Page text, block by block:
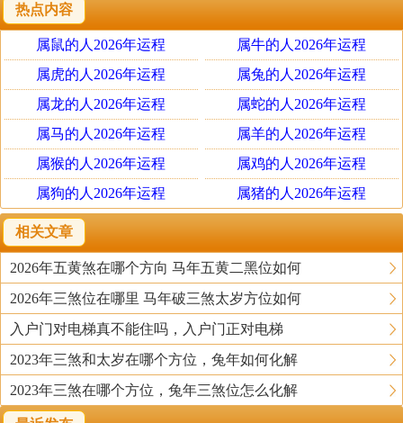
活。当然不管是家中，还是职场中，正南方都应该想办法
远离，这才是明智之举。2026年可在家居或办公室正南方
悬挂一件【易明居文哲护岁挂饰】，此挂饰专化五黄凶
煞，兼镇太岁方位;文哲乃丙午马年太岁将军，寓意护岁解
厄、安定家运，可化解流年不利，保家宅安康、事业平
稳。
2026马年二黑位如何破解
进入2026年，二黑巨门星飞临西北方位，这是本年度
的流年病符位，代表伤痛和疾病。家中西北方位一定要认
真去布局，否则会让家人的健康状况急剧下滑，甚至会出
现可怕的死亡事件，千万不能大意。对于小孩和老人来
说，气场本身就有些弱，所以更容易遭受二黑凶煞的强烈
攻击，不要将床头对着这个方向，也不要让他们长时间在
此处停留，否则都会引发严重的后果。
热点内容
属鼠的人2026年运程
属牛的人2026年运程
属虎的人2026年运程
属兔的人2026年运程
属龙的人2026年运程
属蛇的人2026年运程
属马的人2026年运程
属羊的人2026年运程
属猴的人2026年运程
属鸡的人2026年运程
属狗的人2026年运程
属猪的人2026年运程
相关文章
2026年五黄煞在哪个方向 马年五黄二黑位如何
2026年三煞位在哪里 马年破三煞太岁方位如何
入户门对电梯真不能住吗，入户门正对电梯
2023年三煞和太岁在哪个方位，兔年如何化解
2023年三煞在哪个方位，兔年三煞位怎么化解